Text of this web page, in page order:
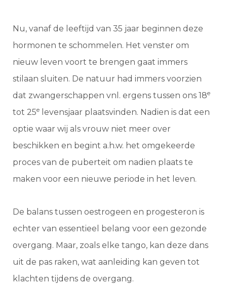
Nu, vanaf de leeftijd van 35 jaar beginnen deze
hormonen te schommelen. Het venster om
nieuw leven voort te brengen gaat immers
stilaan sluiten. De natuur had immers voorzien
dat zwangerschappen vnl. ergens tussen ons 18e
tot 25e levensjaar plaatsvinden. Nadien is dat een
optie waar wij als vrouw niet meer over
beschikken en begint a.h.w. het omgekeerde
proces van de puberteit om nadien plaats te
maken voor een nieuwe periode in het leven.
De balans tussen oestrogeen en progesteron is
echter van essentieel belang voor een gezonde
overgang. Maar, zoals elke tango, kan deze dans
uit de pas raken, wat aanleiding kan geven tot
klachten tijdens de overgang.